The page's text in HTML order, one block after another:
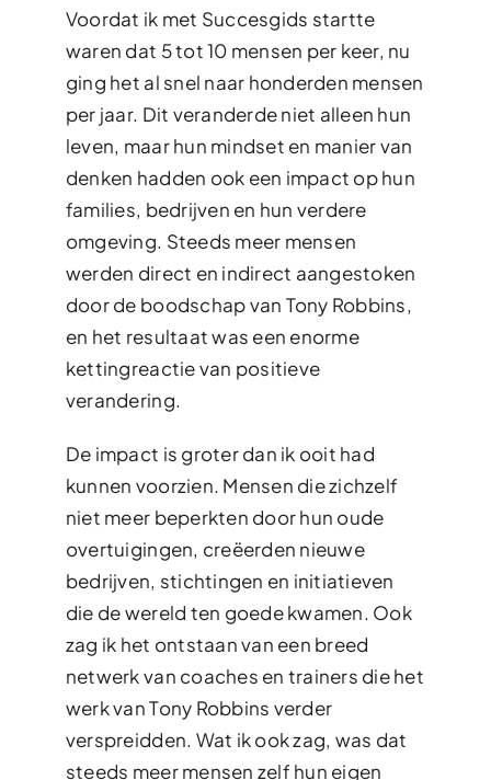
Voordat ik met Succesgids startte
waren dat 5 tot 10 mensen per keer, nu
ging het al snel naar honderden mensen
per jaar. Dit veranderde niet alleen hun
leven, maar hun mindset en manier van
denken hadden ook een impact op hun
families, bedrijven en hun verdere
omgeving. Steeds meer mensen
werden direct en indirect aangestoken
door de boodschap van Tony Robbins,
en het resultaat was een enorme
kettingreactie van positieve
verandering.
De impact is groter dan ik ooit had
kunnen voorzien. Mensen die zichzelf
niet meer beperkten door hun oude
overtuigingen, creëerden nieuwe
bedrijven, stichtingen en initiatieven
die de wereld ten goede kwamen. Ook
zag ik het ontstaan van een breed
netwerk van coaches en trainers die het
werk van Tony Robbins verder
verspreidden. Wat ik ook zag, was dat
steeds meer mensen zelf hun eigen